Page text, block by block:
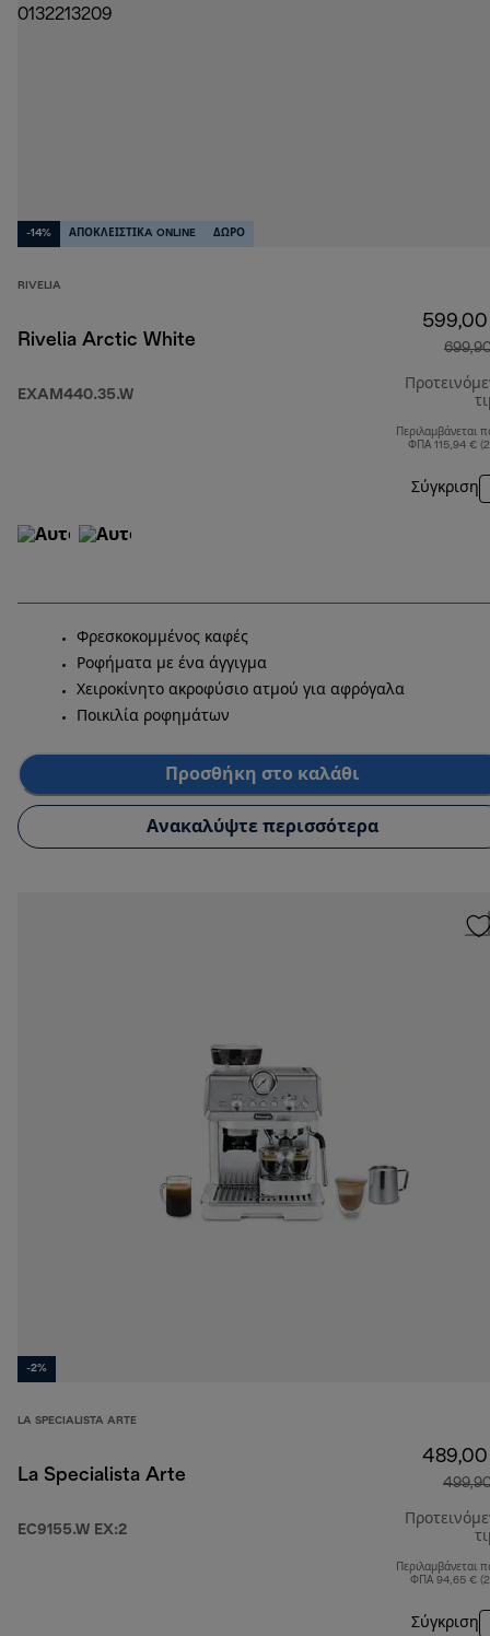
-14% ΑΠΟΚΛΕΙΣΤΙΚA ONLINE ΔΩΡΟ
RIVELIA
Rivelia Arctic White
EXAM440.35.W
Περιλαμβάνεται
ΦΠΑ 115,94 €
Σύγκριση
Φρεσκοκομμένος καφές
Ροφήματα με ένα άγγιγμα
Χειροκίνητο ακροφύσιο ατμού για αφρόγαλα
Ποικιλία ροφημάτων
Προσθήκη στο καλάθι
Ανακαλύψτε περισσότερα
-2%
LA SPECIALISTA ARTE
La Specialista Arte
EC9155.W EX:2
Περιλαμβάνεται
ΦΠΑ 94,65 €
Σύγκριση